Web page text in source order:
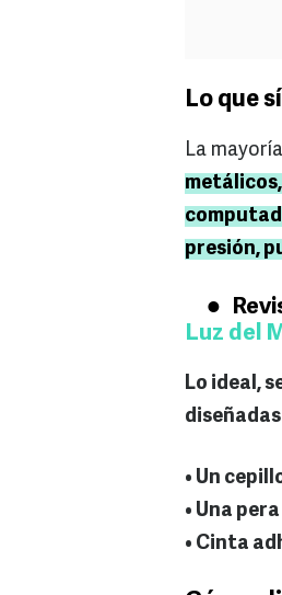
Lo que
La
presión,
Luz del
Lo ideal,
• Un
• Una
• Cinta